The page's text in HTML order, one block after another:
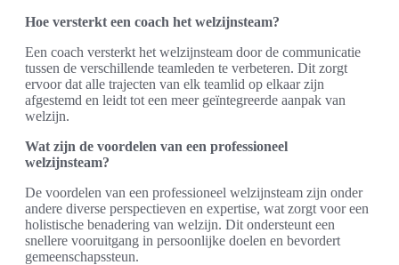
Hoe versterkt een coach het welzijnsteam?
Een coach versterkt het welzijnsteam door de communicatie
tussen de verschillende teamleden te verbeteren. Dit zorgt
ervoor dat alle trajecten van elk teamlid op elkaar zijn
afgestemd en leidt tot een meer geïntegreerde aanpak van
welzijn.
Wat zijn de voordelen van een professioneel
welzijnsteam?
De voordelen van een professioneel welzijnsteam zijn onder
andere diverse perspectieven en expertise, wat zorgt voor een
holistische benadering van welzijn. Dit ondersteunt een
snellere vooruitgang in persoonlijke doelen en bevordert
gemeenschapssteun.